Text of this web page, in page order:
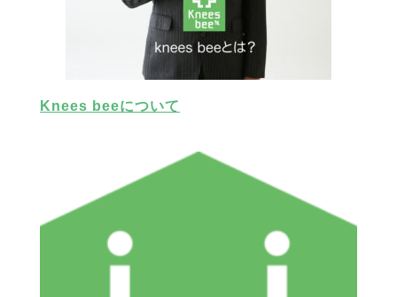
Knees beeについて